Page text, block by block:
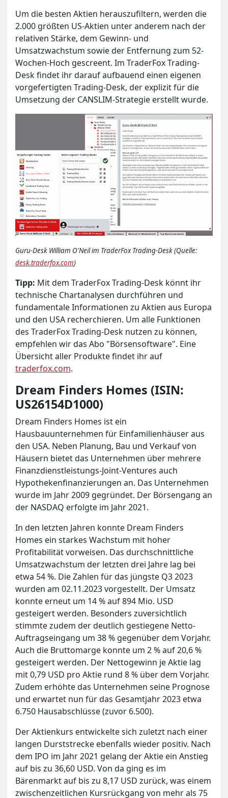
Um die besten Aktien herauszufiltern, werden die
2.000 größten US-Aktien unter anderem nach der
relativen Stärke, dem Gewinn- und
Umsatzwachstum sowie der Entfernung zum 52-
Wochen-Hoch gescreent. Im TraderFox Trading-
Desk findet ihr darauf aufbauend einen eigenen
vorgefertigten Trading-Desk, der explizit für die
Umsetzung der CANSLIM-Strategie erstellt wurde.
Guru-Desk William O'Neil im TraderFox Trading-Desk (Quelle:
desk.traderfox.com)
Tipp: Mit dem TraderFox Trading-Desk könnt ihr
technische Chartanalysen durchführen und
fundamentale Informationen zu Aktien aus Europa
und den USA recherchieren. Um alle Funktionen
des TraderFox Trading-Desk nutzen zu können,
empfehlen wir das Abo "Börsensoftware". Eine
Übersicht aller Produkte findet ihr auf
traderfox.com.
Dream Finders Homes (ISIN:
US26154D1000)
Dream Finders Homes ist ein
Hausbauunternehmen für Einfamilienhäuser aus
den USA. Neben Planung, Bau und Verkauf von
Häusern bietet das Unternehmen über mehrere
Finanzdienstleistungs-Joint-Ventures auch
Hypothekenfinanzierungen an. Das Unternehmen
wurde im Jahr 2009 gegründet. Der Börsengang an
der NASDAQ erfolgte im Jahr 2021.
In den letzten Jahren konnte Dream Finders
Homes ein starkes Wachstum mit hoher
Profitabilität vorweisen. Das durchschnittliche
Umsatzwachstum der letzten drei Jahre lag bei
etwa 54 %. Die Zahlen für das jüngste Q3 2023
wurden am 02.11.2023 vorgestellt. Der Umsatz
konnte erneut um 14 % auf 894 Mio. USD
gesteigert werden. Besonders zuversichtlich
stimmte zudem der deutlich gestiegene Netto-
Auftragseingang um 38 % gegenüber dem Vorjahr.
Auch die Bruttomarge konnte um 2 % auf 20,6 %
gesteigert werden. Der Nettogewinn je Aktie lag
mit 0,79 USD pro Aktie rund 8 % über dem Vorjahr.
Zudem erhöhte das Unternehmen seine Prognose
und erwartet nun für das Gesamtjahr 2023 etwa
6.750 Hausabschlüsse (zuvor 6.500).
Der Aktienkurs entwickelte sich zuletzt nach einer
langen Durststrecke ebenfalls wieder positiv. Nach
dem IPO im Jahr 2021 gelang der Aktie ein Anstieg
auf bis zu 36,60 USD. Von da ging es im
Bärenmarkt auf bis zu 8,17 USD zurück, was einem
zwischenzeitlichen Kursrückgang von mehr als 75